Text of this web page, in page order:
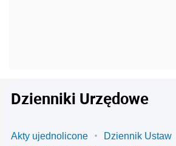
Dzienniki Urzędowe
Akty ujednolicone
Dziennik Ustaw